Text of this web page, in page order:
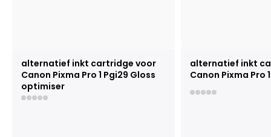
alternatief inkt cartridge voor
Canon Pixma Pro 1 Pgi29 Gloss
optimiser
alternatief inkt
Canon Pixma Pro